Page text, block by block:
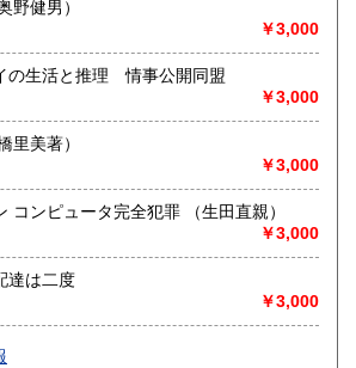
學風土記 （奥野健男）
￥3,000
の生活と推理 情事公開同盟
￥3,000
在 （高橋里美著）
￥3,000
狙われたオンライン コンピュータ完全犯罪 （生田直親）
￥3,000
達は二度
￥3,000